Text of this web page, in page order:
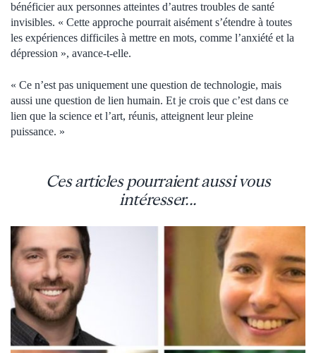
bénéficier aux personnes atteintes d’autres troubles de santé
invisibles. « Cette approche pourrait aisément s’étendre à toutes
les expériences difficiles à mettre en mots, comme l’anxiété et la
dépression », avance-t-elle.
« Ce n’est pas uniquement une question de technologie, mais
aussi une question de lien humain. Et je crois que c’est dans ce
lien que la science et l’art, réunis, atteignent leur pleine
puissance. »
Ces articles pourraient aussi vous
intéresser...